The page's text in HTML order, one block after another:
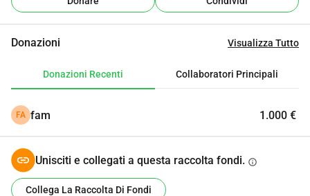
e pubblico
Donazioni Visualizza Tutto
Donazioni Recenti Collaboratori Principali
FA fam 1.000 €
Unisciti e collegati a questa raccolta fondi. info
Collega La Raccolta Di Fondi